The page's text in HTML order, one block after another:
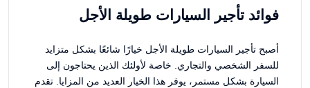
فوائد تأجير السيارات طويلة الأجل
أصبح تأجير السيارات طويلة الأجل خيارًا شائعًا بشكل متزايد
للسفر الشخصي والتجاري. خاصة لأولئك الذين يحتاجون إلى
السيارة بشكل مستمر، يوفر هذا الخيار العديد من المزايا. تقدم